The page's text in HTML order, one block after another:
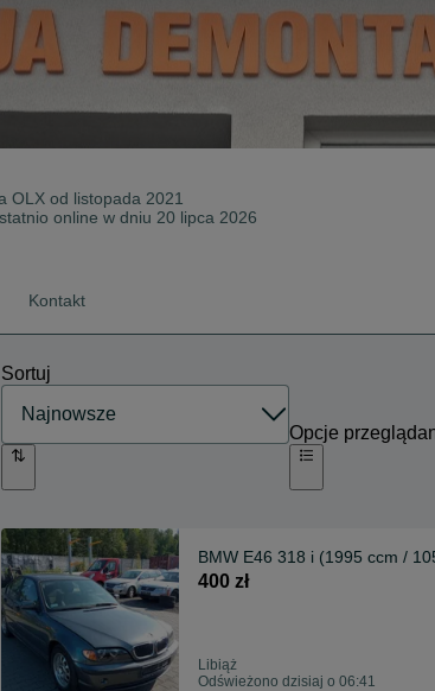
OLX od listopada 2021
online w dniu 20 lipca 2026
Kontakt
Sortuj
Opcje
BMW E46 318 i
400 zł
Libiąż
Odświeżono dzisiaj o 06:41